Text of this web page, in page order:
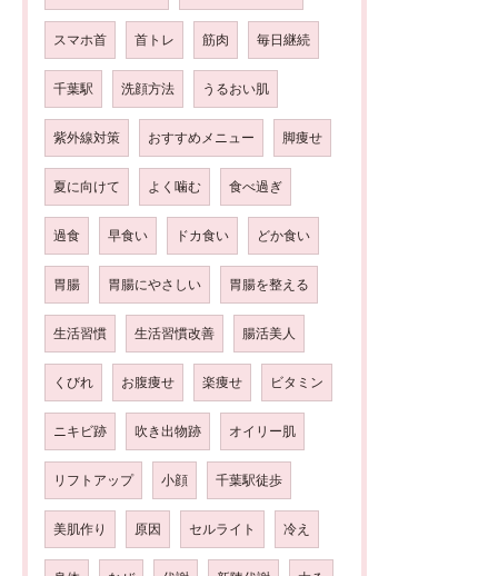
スマホ首 首トレ 筋肉 毎日継続
千葉駅 洗顔方法 うるおい肌
紫外線対策 おすすめメニュー 脚痩せ
夏に向けて よく噛む 食べ過ぎ
過食 早食い ドカ食い どか食い
胃腸 胃腸にやさしい 胃腸を整える
生活習慣 生活習慣改善 腸活美人
くびれ お腹痩せ 楽痩せ ビタミン
ニキビ跡 吹き出物跡 オイリー肌
リフトアップ 小顔 千葉駅徒歩
美肌作り 原因 セルライト 冷え